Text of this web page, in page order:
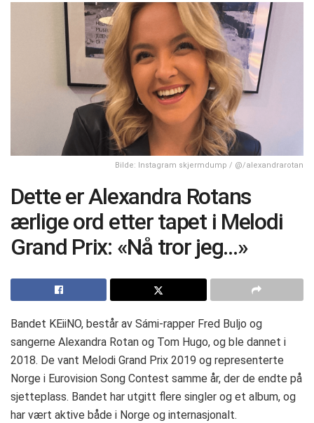
Bilde: Instagram skjermdump / @/alexandrarotan
Dette er Alexandra Rotans
ærlige ord etter tapet i Melodi
Grand Prix: «Nå tror jeg…»
Bandet KEiiNO, består av Sámi-rapper Fred Buljo og
sangerne Alexandra Rotan og Tom Hugo, og ble dannet i
2018. De vant Melodi Grand Prix 2019 og representerte
Norge i Eurovision Song Contest samme år, der de endte på
sjetteplass. Bandet har utgitt flere singler og et album, og
har vært aktive både i Norge og internasjonalt.